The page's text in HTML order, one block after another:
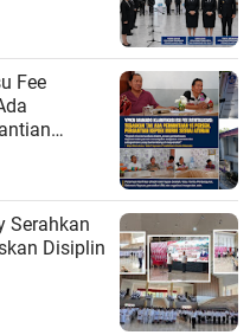
Fee
Serahkan
Disiplin